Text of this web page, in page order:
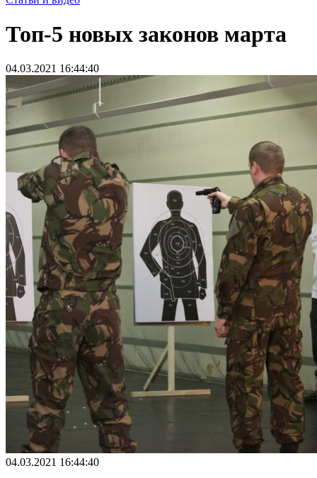
Топ-5 новых законов марта
04.03.2021 16:44:40
04.03.2021 16:44:40